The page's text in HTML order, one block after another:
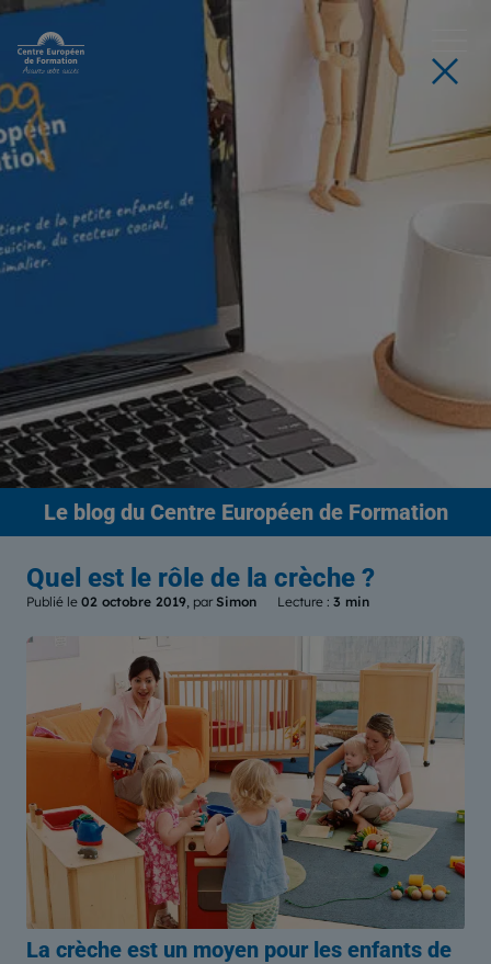
Le blogdu Centre Européen de Formation
Quel est le rôle de la crèche ?
Publié le 02 octobre 2019, par Simon Lecture : 3 min
La crèche est un moyen pour les enfants de